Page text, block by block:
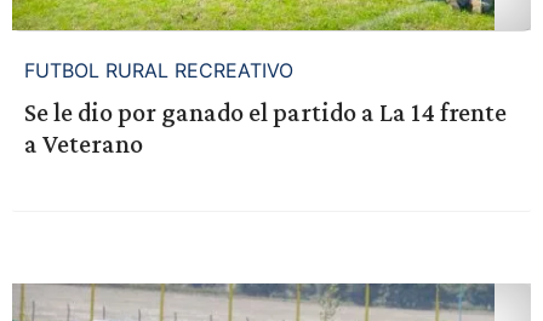
FUTBOL RURAL RECREATIVO
Se le dio por ganado el partido a La 14 frente
a Veterano